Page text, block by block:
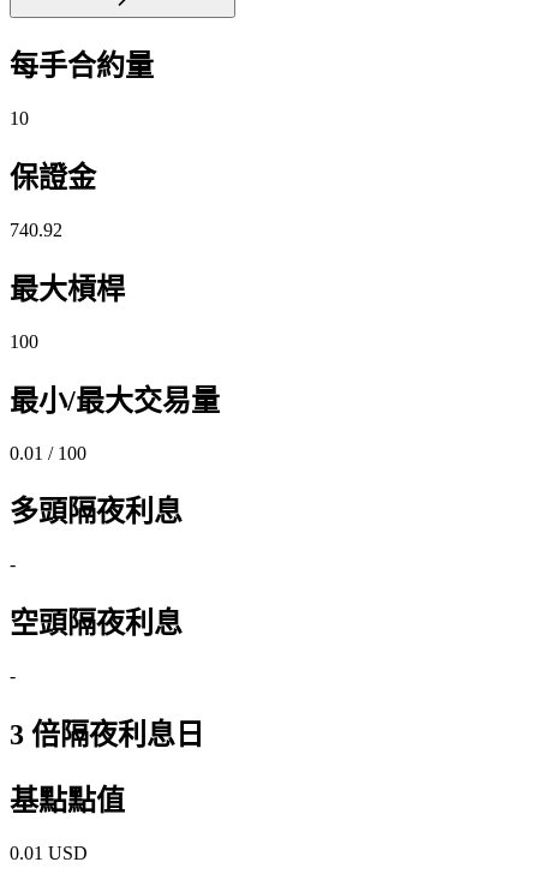
每手合約量
10
保證金
740.92
最大槓桿
100
最小/最大交易量
0.01 / 100
多頭隔夜利息
-
空頭隔夜利息
-
3 倍隔夜利息日
基點點值
0.01 USD